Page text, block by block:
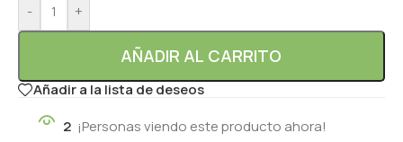
- +
AÑADIR AL CARRITO
Añadir a la lista de deseos
2 ¡Personas viendo este producto ahora!